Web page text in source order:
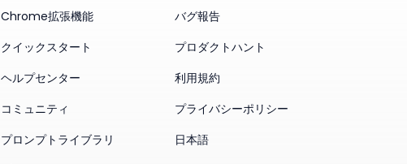
Chrome拡張機能
クイックスタート
ヘルプセンター
コミュニティ
プロンプトライブラリ
バグ報告
プロダクトハント
利用規約
プライバシーポリシー
日本語